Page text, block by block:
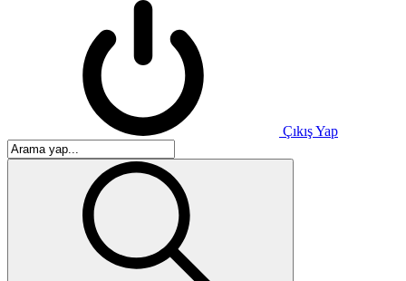
Çıkış Yap